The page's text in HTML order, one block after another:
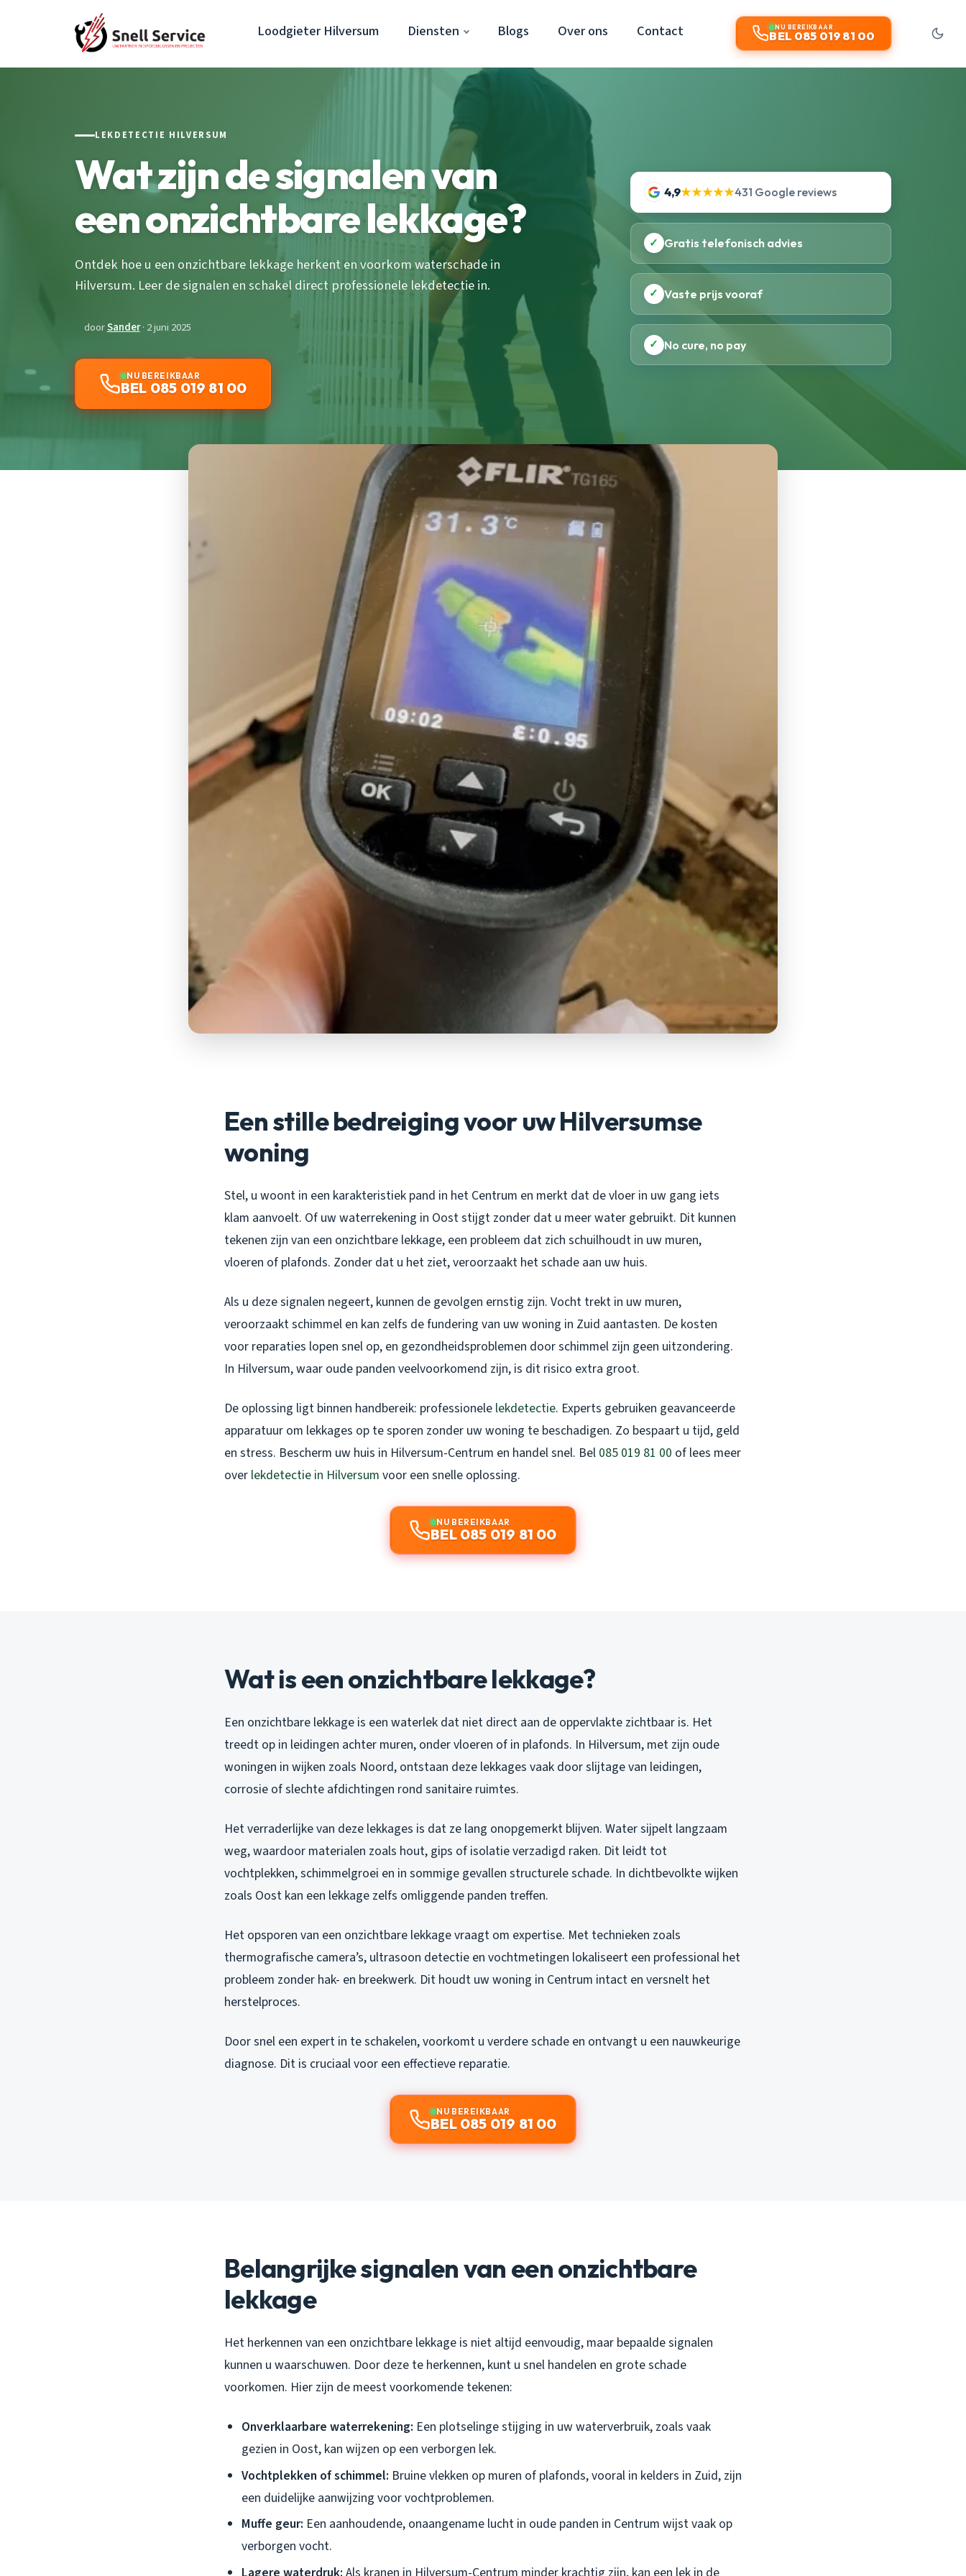
Loodgieter Hilversum Diensten Blogs Over ons Contact NU BEREIKBAAR
BEL 085 019 81 00
LEKDETECTIE HILVERSUM
Wat zijn de signalen van
een onzichtbare lekkage?
Ontdek hoe u een onzichtbare lekkage herkent en voorkom waterschade in
Hilversum. Leer de signalen en schakel direct professionele lekdetectie in.
doorSander· 2 juni 2025
NU BEREIKBAAR
BEL 085 019 81 00
4,9★★★★★431 Google reviews
✓ Gratis telefonisch advies
✓ Vaste prijs vooraf
✓ No cure, no pay
Een stille bedreiging voor uw Hilversumse
woning
Stel, u woont in een karakteristiek pand in het Centrum en merkt dat de vloer in uw gang iets
klam aanvoelt. Of uw waterrekening in Oost stijgt zonder dat u meer water gebruikt. Dit kunnen
tekenen zijn van een onzichtbare lekkage, een probleem dat zich schuilhoudt in uw muren,
vloeren of plafonds. Zonder dat u het ziet, veroorzaakt het schade aan uw huis.
Als u deze signalen negeert, kunnen de gevolgen ernstig zijn. Vocht trekt in uw muren,
veroorzaakt schimmel en kan zelfs de fundering van uw woning in Zuid aantasten. De kosten
voor reparaties lopen snel op, en gezondheidsproblemen door schimmel zijn geen uitzondering.
In Hilversum, waar oude panden veelvoorkomend zijn, is dit risico extra groot.
De oplossing ligt binnen handbereik: professionele lekdetectie. Experts gebruiken geavanceerde
apparatuur om lekkages op te sporen zonder uw woning te beschadigen. Zo bespaart u tijd, geld
en stress. Bescherm uw huis in Hilversum-Centrum en handel snel. Bel 085 019 81 00 of lees meer
over lekdetectie in Hilversum voor een snelle oplossing.
NU BEREIKBAAR
BEL 085 019 81 00
Wat is een onzichtbare lekkage?
Een onzichtbare lekkage is een waterlek dat niet direct aan de oppervlakte zichtbaar is. Het
treedt op in leidingen achter muren, onder vloeren of in plafonds. In Hilversum, met zijn oude
woningen in wijken zoals Noord, ontstaan deze lekkages vaak door slijtage van leidingen,
corrosie of slechte afdichtingen rond sanitaire ruimtes.
Het verraderlijke van deze lekkages is dat ze lang onopgemerkt blijven. Water sijpelt langzaam
weg, waardoor materialen zoals hout, gips of isolatie verzadigd raken. Dit leidt tot
vochtplekken, schimmelgroei en in sommige gevallen structurele schade. In dichtbevolkte wijken
zoals Oost kan een lekkage zelfs omliggende panden treffen.
Het opsporen van een onzichtbare lekkage vraagt om expertise. Met technieken zoals
thermografische camera’s, ultrasoon detectie en vochtmetingen lokaliseert een professional het
probleem zonder hak- en breekwerk. Dit houdt uw woning in Centrum intact en versnelt het
herstelproces.
Door snel een expert in te schakelen, voorkomt u verdere schade en ontvangt u een nauwkeurige
diagnose. Dit is cruciaal voor een effectieve reparatie.
NU BEREIKBAAR
BEL 085 019 81 00
Belangrijke signalen van een onzichtbare
lekkage
Het herkennen van een onzichtbare lekkage is niet altijd eenvoudig, maar bepaalde signalen
kunnen u waarschuwen. Door deze te herkennen, kunt u snel handelen en grote schade
voorkomen. Hier zijn de meest voorkomende tekenen:
Onverklaarbare waterrekening: Een plotselinge stijging in uw waterverbruik, zoals vaak
gezien in Oost, kan wijzen op een verborgen lek.
Vochtplekken of schimmel: Bruine vlekken op muren of plafonds, vooral in kelders in Zuid, zijn
een duidelijke aanwijzing voor vochtproblemen.
Muffe geur: Een aanhoudende, onaangename lucht in oude panden in Centrum wijst vaak op
verborgen vocht.